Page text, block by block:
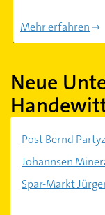
Mehr erfahren
Neue
Post Bernd
Johannsen
Spar-Markt